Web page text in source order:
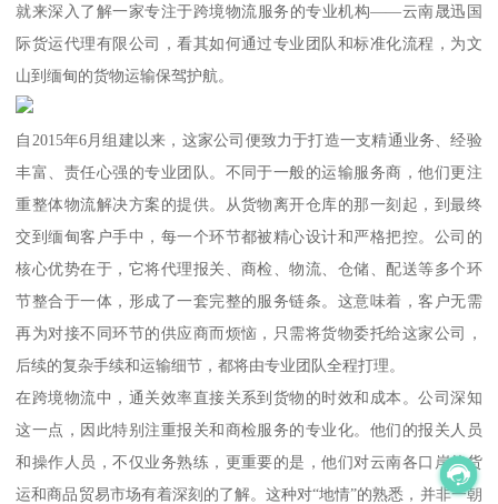
就来深入了解一家专注于跨境物流服务的专业机构——云南晟迅国
际货运代理有限公司，看其如何通过专业团队和标准化流程，为文
山到缅甸的货物运输保驾护航。
自2015年6月组建以来，这家公司便致力于打造一支精通业务、经验
丰富、责任心强的专业团队。不同于一般的运输服务商，他们更注
重整体物流解决方案的提供。从货物离开仓库的那一刻起，到最终
交到缅甸客户手中，每一个环节都被精心设计和严格把控。公司的
核心优势在于，它将代理报关、商检、物流、仓储、配送等多个环
节整合于一体，形成了一套完整的服务链条。这意味着，客户无需
再为对接不同环节的供应商而烦恼，只需将货物委托给这家公司，
后续的复杂手续和运输细节，都将由专业团队全程打理。
在跨境物流中，通关效率直接关系到货物的时效和成本。公司深知
这一点，因此特别注重报关和商检服务的专业化。他们的报关人员
和操作人员，不仅业务熟练，更重要的是，他们对云南各口岸的货
运和商品贸易市场有着深刻的了解。这种对“地情”的熟悉，并非一朝